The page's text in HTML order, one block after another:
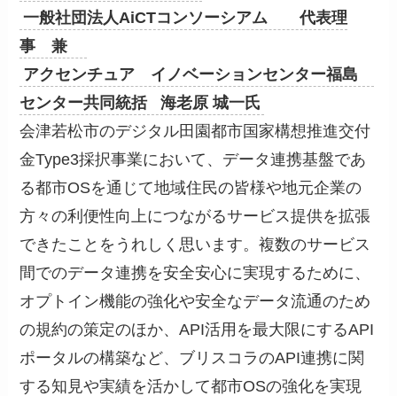
一般社団法人AiCTコンソーシアム 代表理
事 兼
アクセンチュア イノベーションセンター福島
センター共同統括 海老原 城一氏
会津若松市のデジタル田園都市国家構想推進交付
金Type3採択事業において、データ連携基盤であ
る都市OSを通じて地域住民の皆様や地元企業の
方々の利便性向上につながるサービス提供を拡張
できたことをうれしく思います。複数のサービス
間でのデータ連携を安全安心に実現するために、
オプトイン機能の強化や安全なデータ流通のため
の規約の策定のほか、API活用を最大限にするAPI
ポータルの構築など、ブリスコラのAPI連携に関
する知見や実績を活かして都市OSの強化を実現